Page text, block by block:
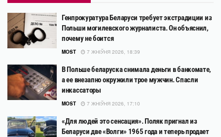
Генпрокуратура Беларуси требует экстрадиции из
Польши могилевского журналиста. Он объяснил,
почему не боится
MOST 7 ЖНІЎНЯ 2026, 18:39
В Польше беларуска снимала деньги в банкомате,
а ее внезапно окружили трое мужчин. Спасли
инкассаторы
MOST 7 ЖНІЎНЯ 2026, 17:10
«Для людей это сенсация». Поляк пригнал из
Беларуси две «Волги» 1965 года и теперь продает